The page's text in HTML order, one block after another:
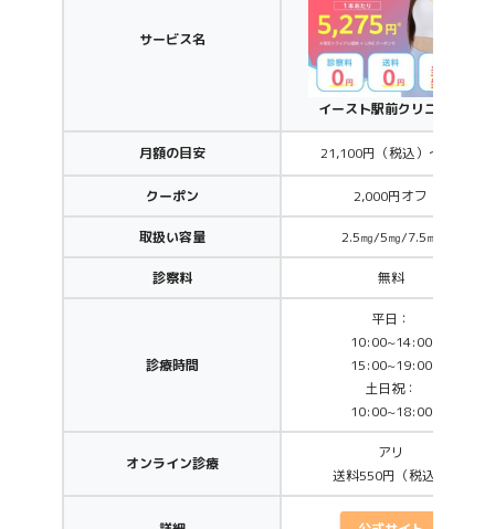
サービス名
イースト駅前クリニック
月額の目安 21,100円（税込）～/月
クーポン 2,000円オフ
取扱い容量 2.5㎎/5㎎/7.5㎎
診察料 無料
診療時間
平日：
10:00~14:00
15:00~19:00
土日祝：
10:00~18:00
オンライン診療
アリ
送料550円（税込）